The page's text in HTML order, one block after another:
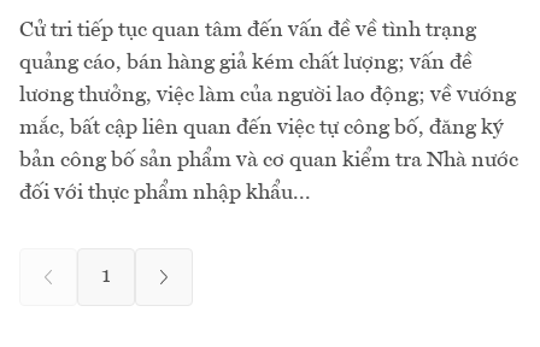
Cử tri tiếp tục quan tâm đến vấn đề về tình trạng
quảng cáo, bán hàng giả kém chất lượng; vấn đề
lương thưởng, việc làm của người lao động; về vướng
mắc, bất cập liên quan đến việc tự công bố, đăng ký
bản công bố sản phẩm và cơ quan kiểm tra Nhà nước
đối với thực phẩm nhập khẩu...
1